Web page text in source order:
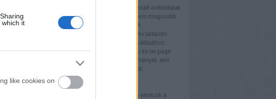
which it
like cookies on
Az optimalizált weboldalak
nemcsak több látogatót vonzanak, hanem magasabb
konverziós arányt is eredményeznek. A
felhasználóbarát kialakítás és a releváns tartalom
hozzájárulnak a látogatók vásárlókká válásához.
Javított felhasználói élmény
A technikai és on-page
SEO javítja a weboldal felhasználói élményét, ami
hosszabb látogatási időt és alacsonyabb
visszafordulási arányt eredményez.
Módszerek
Az SEO-auditok átfogóan elemzik a